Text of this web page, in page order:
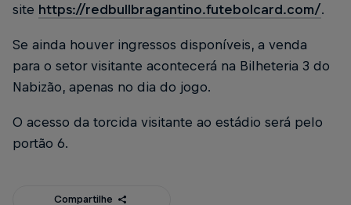
site https://redbullbragantino.futebolcard.com/.
Se ainda houver ingressos disponíveis, a venda
para o setor visitante acontecerá na Bilheteria 3 do
Nabizão, apenas no dia do jogo.
O acesso da torcida visitante ao estádio será pelo
portão 6.
Compartilhe